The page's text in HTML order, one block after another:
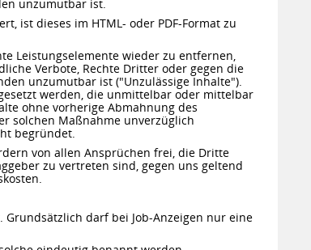
unzumutbar ist.
ist dieses im HTML- oder PDF-Format zu
Leistungselemente wieder zu entfernen,
Verbote, Rechte Dritter oder gegen die
unzumutbar ist ("Unzulässige Inhalte").
werden, die unmittelbar oder mittelbar
ohne vorherige Abmahnung des
solchen Maßnahme unverzüglich
begründet.
von allen Ansprüchen frei, die Dritte
zu vertreten sind, gegen uns geltend
darf bei Job-Anzeigen nur eine